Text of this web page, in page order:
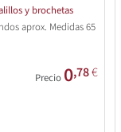
y brochetas
aprox. Medidas 65
Precio 0,78€